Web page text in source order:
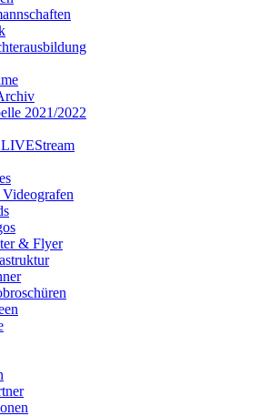
2021/2022
& Flyer